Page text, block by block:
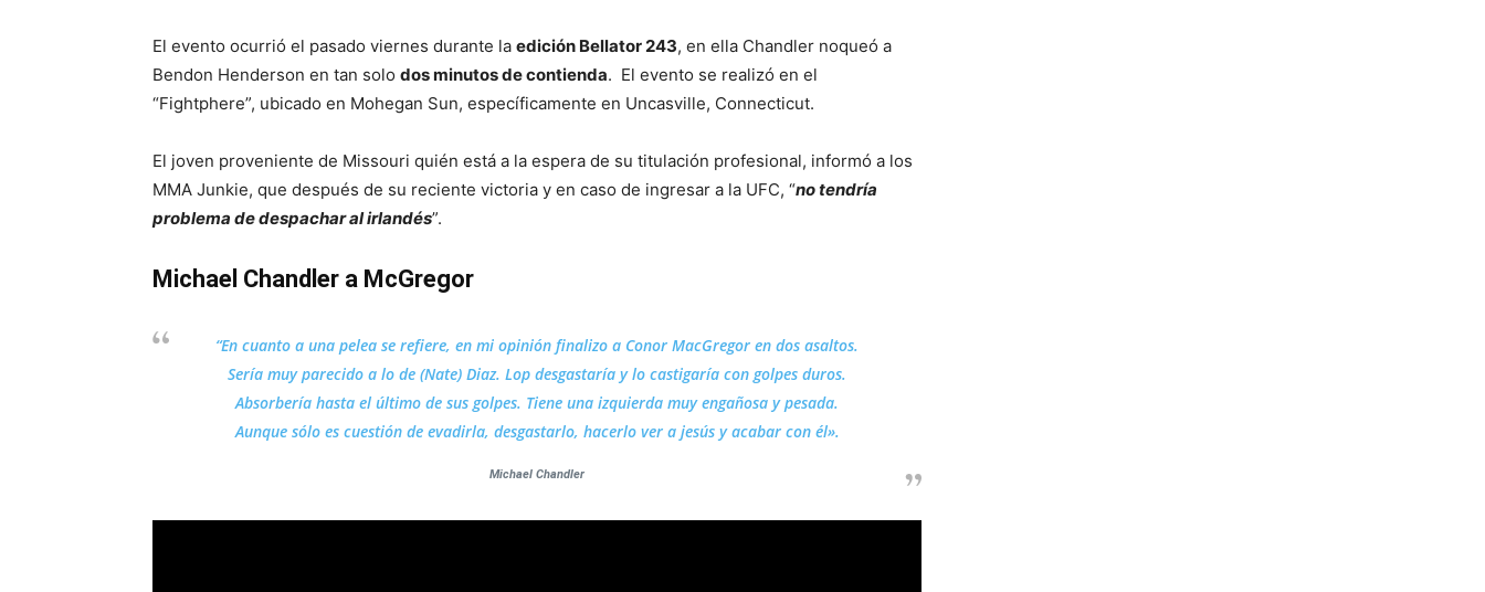
El evento ocurrió el pasado viernes durante la edición Bellator 243, en ella Chandler noqueó a
Bendon Henderson en tan solo dos minutos de contienda. El evento se realizó en el
“Fightphere”, ubicado en Mohegan Sun, específicamente en Uncasville, Connecticut.
El joven proveniente de Missouri quién está a la espera de su titulación profesional, informó a los
MMA Junkie, que después de su reciente victoria y en caso de ingresar a la UFC, “no tendría
problema de despachar al irlandés”.
Michael Chandler a McGregor
“En cuanto a una pelea se refiere, en mi opinión finalizo a Conor MacGregor en dos asaltos.
Sería muy parecido a lo de (Nate) Diaz. Lop desgastaría y lo castigaría con golpes duros.
Absorbería hasta el último de sus golpes. Tiene una izquierda muy engañosa y pesada.
Aunque sólo es cuestión de evadirla, desgastarlo, hacerlo ver a jesús y acabar con él».
Michael Chandler